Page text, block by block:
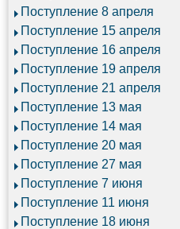
Поступление 8 апреля
Поступление 15 апреля
Поступление 16 апреля
Поступление 19 апреля
Поступление 21 апреля
Поступление 13 мая
Поступление 14 мая
Поступление 20 мая
Поступление 27 мая
Поступление 7 июня
Поступление 11 июня
Поступление 18 июня